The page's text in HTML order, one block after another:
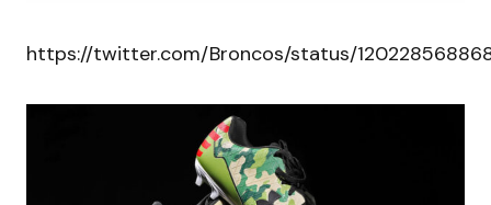
https://twitter.com/Broncos/status/